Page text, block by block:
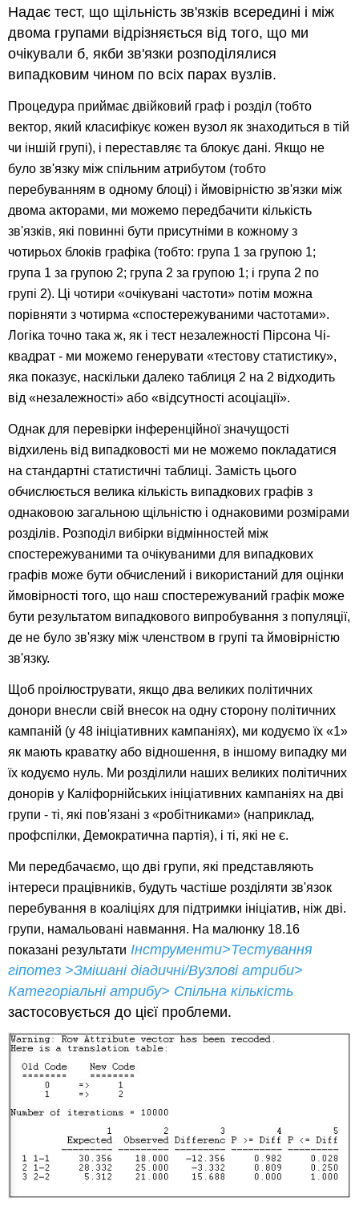
Надає тест, що щільність зв'язків всередині і між
двома групами відрізняється від того, що ми
очікували б, якби зв'язки розподілялися
випадковим чином по всіх парах вузлів.
Процедура приймає двійковий граф і розділ (тобто
вектор, який класифікує кожен вузол як знаходиться в тій
чи іншій групі), і переставляє та блокує дані. Якщо не
було зв'язку між спільним атрибутом (тобто
перебуванням в одному блоці) і ймовірністю зв'язки між
двома акторами, ми можемо передбачити кількість
зв'язків, які повинні бути присутніми в кожному з
чотирьох блоків графіка (тобто: група 1 за групою 1;
група 1 за групою 2; група 2 за групою 1; і група 2 по
групі 2). Ці чотири «очікувані частоти» потім можна
порівняти з чотирма «спостережуваними частотами».
Логіка точно така ж, як і тест незалежності Пірсона Чі-
квадрат - ми можемо генерувати «тестову статистику»,
яка показує, наскільки далеко таблиця 2 на 2 відходить
від «незалежності» або «відсутності асоціації».
Однак для перевірки інференційної значущості
відхилень від випадковості ми не можемо покладатися
на стандартні статистичні таблиці. Замість цього
обчислюється велика кількість випадкових графів з
однаковою загальною щільністю і однаковими розмірами
розділів. Розподіл вибірки відмінностей між
спостережуваними та очікуваними для випадкових
графів може бути обчислений і використаний для оцінки
ймовірності того, що наш спостережуваний графік може
бути результатом випадкового випробування з популяції,
де не було зв'язку між членством в групі та ймовірністю
зв'язку.
Щоб проілюструвати, якщо два великих політичних
донори внесли свій внесок на одну сторону політичних
кампаній (у 48 ініціативних кампаніях), ми кодуємо їх «1»
як мають краватку або відношення, в іншому випадку ми
їх кодуємо нуль. Ми розділили наших великих політичних
донорів у Каліфорнійських ініціативних кампаніях на дві
групи - ті, які пов'язані з «робітниками» (наприклад,
профспілки, Демократична партія), і ті, які не є.
Ми передбачаємо, що дві групи, які представляють
інтереси працівників, будуть частіше розділяти зв'язок
перебування в коаліціях для підтримки ініціатив, ніж дві.
групи, намальовані навмання. На малюнку 18.16
показані результати Інструменти>Тестування
гіпотез >Змішані діадичні/Вузлові атриби>
Категоріальні атрибу> Спільна кількість
застосовується до цієї проблеми.